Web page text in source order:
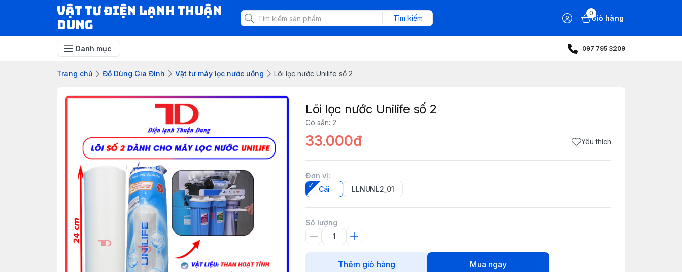
VẬT TƯ ĐIỆN LẠNH THUẬN
DUNG
Tìm kiếm
0
Giỏ hàng
Danh mục 097 795 3209
Trang chủ Đồ Dùng Gia Đình Vật tư máy lọc nước uống Lõi lọc nước Unilife số 2
Lõi lọc nước Unilife số 2
Có sẵn: 2
33.000đ Yêu thích
Đơn vị:
Cái
LLNUNL2_01
Số lượng
Thêm giỏ hàng Mua ngay